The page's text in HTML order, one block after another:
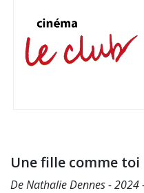
Une fille comme toi
De Nathalie Dennes - 2024